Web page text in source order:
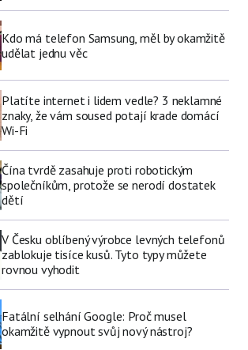
Kdo má telefon Samsung, měl by okamžitě
udělat jednu věc
Platíte internet i lidem vedle? 3 neklamné
znaky, že vám soused potají krade domácí
Wi-Fi
Čína tvrdě zasahuje proti robotickým
společníkům, protože se nerodí dostatek
dětí
V Česku oblíbený výrobce levných telefonů
zablokuje tisíce kusů. Tyto typy můžete
rovnou vyhodit
Fatální selhání Google: Proč musel
okamžitě vypnout svůj nový nástroj?